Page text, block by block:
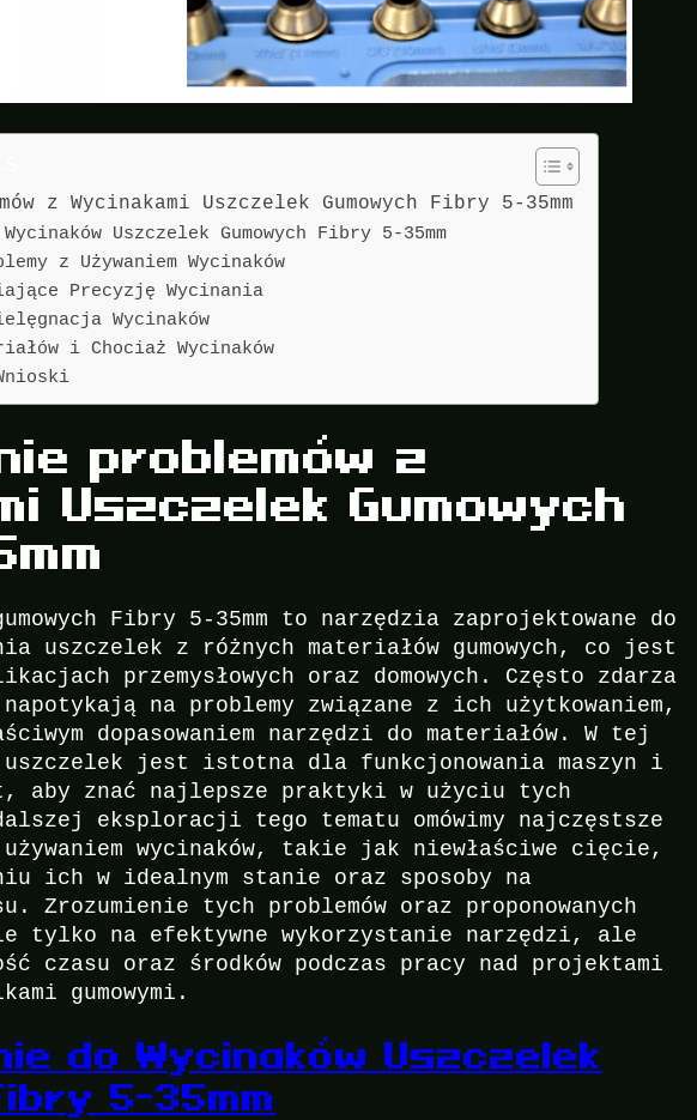
z Wycinakami Uszczelek Gumowych Fibry 5-35mm
Uszczelek Gumowych Fibry 5-35mm
z Używaniem Wycinaków
Precyzję Wycinania
Wycinaków
i Chociaż Wycinaków
problemów z
Uszczelek Gumowych
Fibry 5-35mm to narzędzia zaprojektowane do
uszczelek z różnych materiałów gumowych, co jest
przemysłowych oraz domowych. Często zdarza
na problemy związane z ich użytkowaniem,
dopasowaniem narzędzi do materiałów. W tej
jest istotna dla funkcjonowania maszyn i
aby znać najlepsze praktyki w użyciu tych
eksploracji tego tematu omówimy najczęstsze
używaniem wycinaków, takie jak niewłaściwe cięcie,
ich w idealnym stanie oraz sposoby na
Zrozumienie tych problemów oraz proponowanych
tylko na efektywne wykorzystanie narzędzi, ale
czasu oraz środków podczas pracy nad projektami
gumowymi.
do Wycinaków Uszczelek
5-35mm